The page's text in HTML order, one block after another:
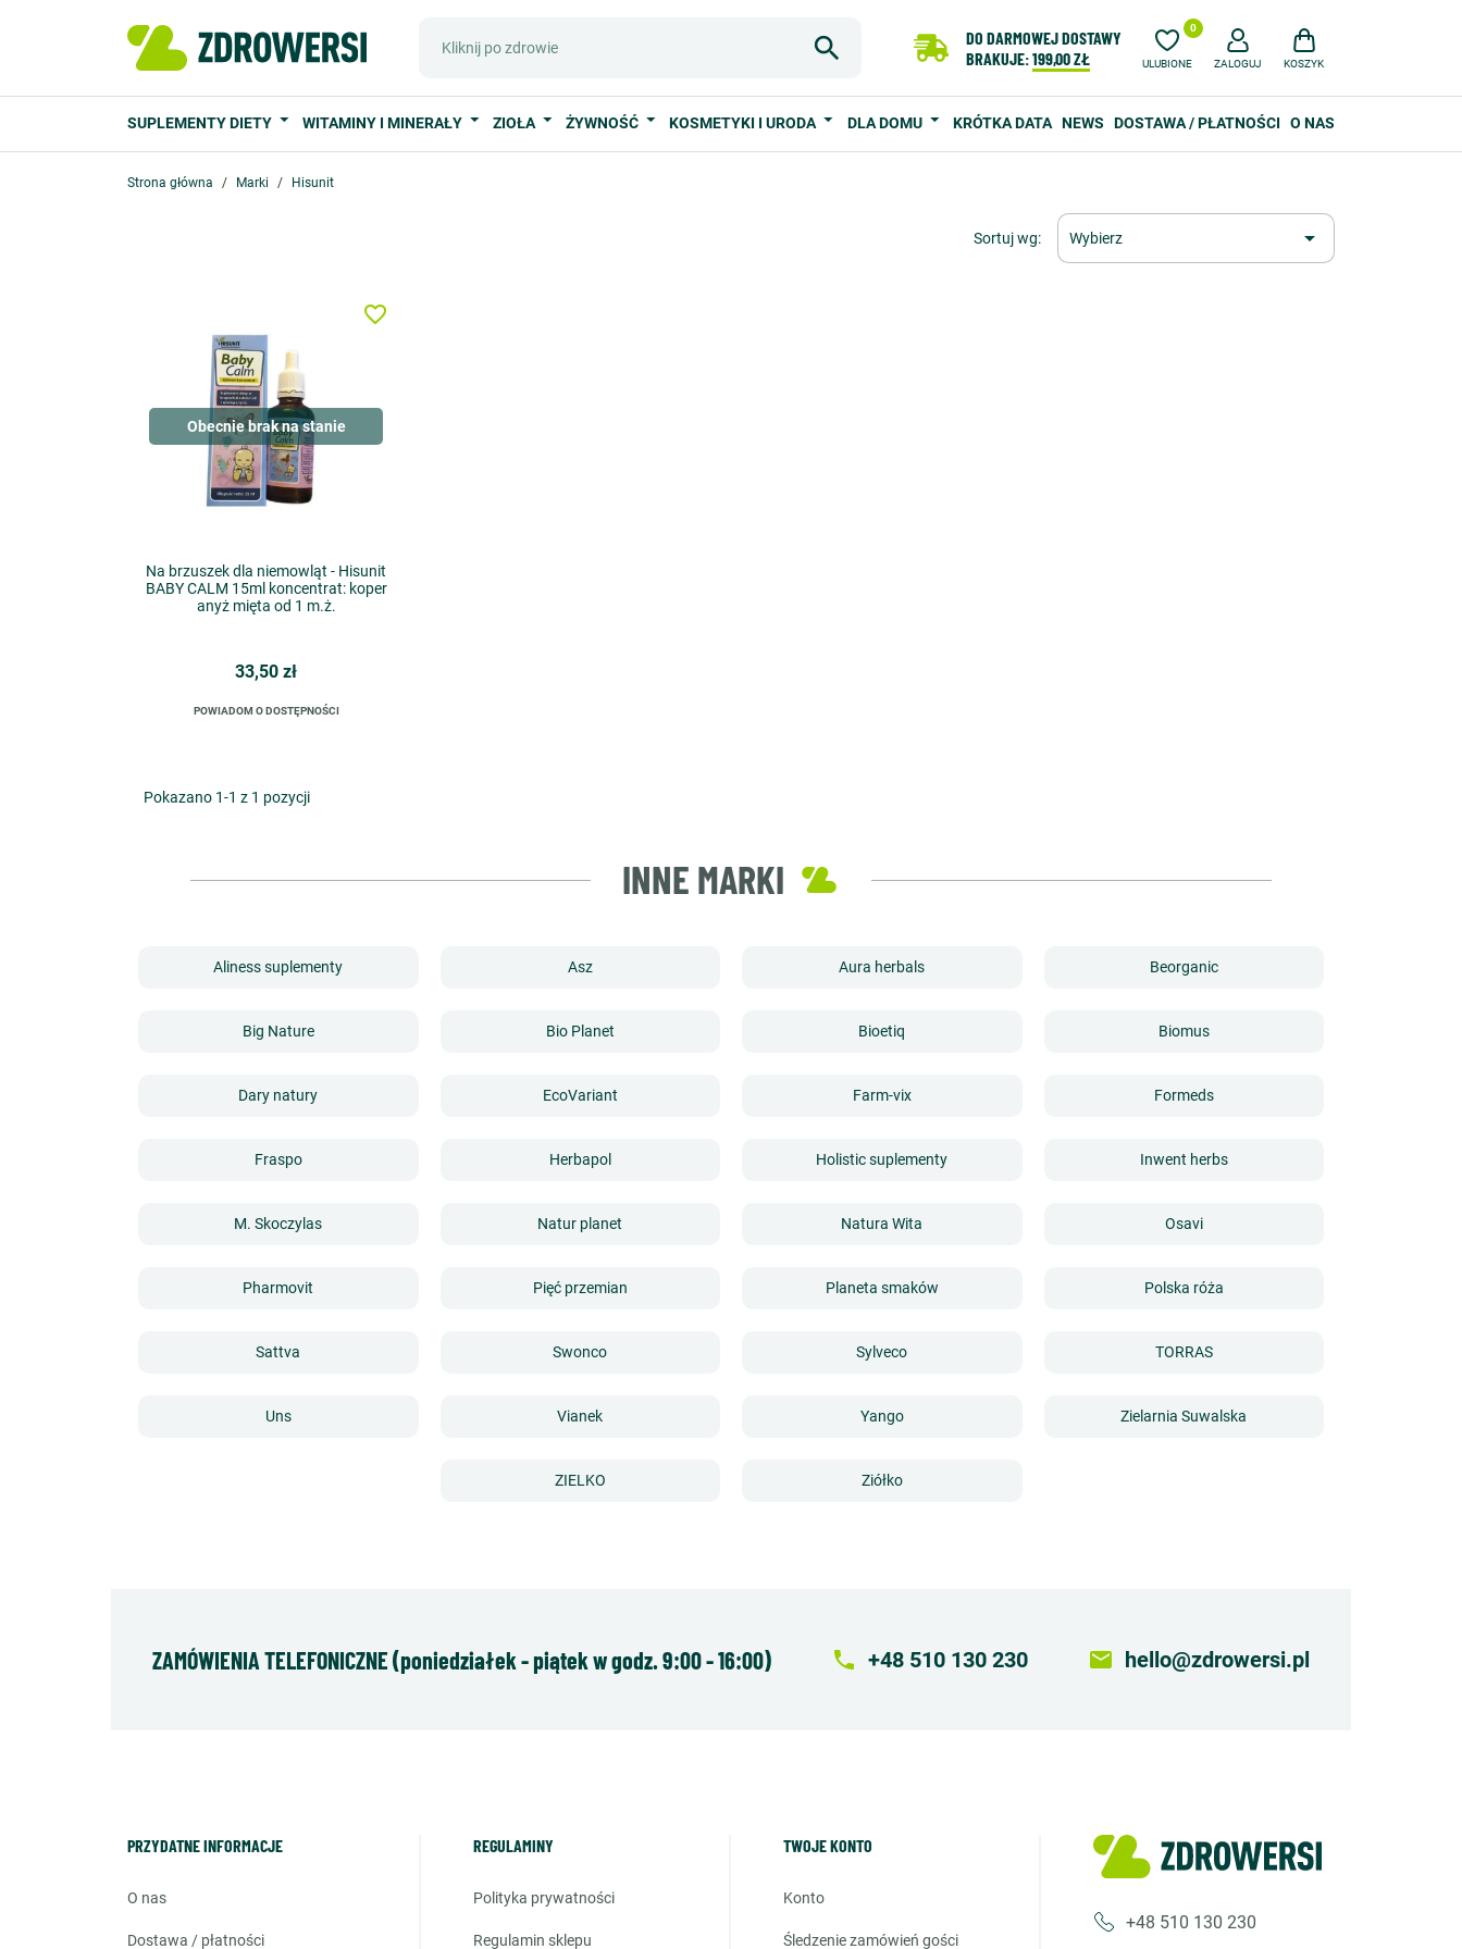
DO DARMOWEJ DOSTAWY
BRAKUJE:199,00 ZŁ ULUBIONE
0
ZALOGUJ KOSZYK
SUPLEMENTY DIETY WITAMINY I MINERAŁY ZIOŁA ŻYWNOŚĆ KOSMETYKI I URODA DLA DOMU KRÓTKA DATA NEWS DOSTAWA / PŁATNOŚCI O NAS
Strona główna Marki Hisunit
Sortuj wg: Wybierz 
Obecnie brak na stanie
Na brzuszek dla niemowląt - Hisunit
BABY CALM 15ml koncentrat: koper
anyż mięta od 1 m.ż.
33,50 zł
POWIADOM O DOSTĘPNOŚCI
favorite_border
Pokazano 1-1 z 1 pozycji
INNE MARKI
Aliness suplementy Asz Aura herbals Beorganic
Big Nature Bio Planet Bioetiq Biomus
Dary natury EcoVariant Farm-vix Formeds
Fraspo Herbapol Holistic suplementy Inwent herbs
M. Skoczylas Natur planet Natura Wita Osavi
Pharmovit Pięć przemian Planeta smaków Polska róża
Sattva Swonco Sylveco TORRAS
Uns Vianek Yango Zielarnia Suwalska
ZIELKO Ziółko
ZAMÓWIENIA TELEFONICZNE (poniedziałek - piątek w godz. 9:00 - 16:00) local_phone +48 510 130 230 email hello@zdrowersi.pl
PRZYDATNE INFORMACJE
o nas
dostawa / płatności
REGULAMINY
polityka prywatności
regulamin sklepu
TWOJE KONTO
konto
śledzenie zamówień gości
+48 510 130 230